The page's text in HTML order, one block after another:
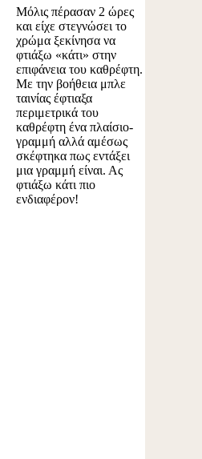
Μόλις πέρασαν 2 ώρες
και είχε στεγνώσει το
χρώμα ξεκίνησα να
φτιάξω «κάτι» στην
επιφάνεια του καθρέφτη.
Με την βοήθεια μπλε
ταινίας έφτιαξα
περιμετρικά του
καθρέφτη ένα πλαίσιο-
γραμμή αλλά αμέσως
σκέφτηκα πως εντάξει
μια γραμμή είναι. Ας
φτιάξω κάτι πιο
ενδιαφέρον!